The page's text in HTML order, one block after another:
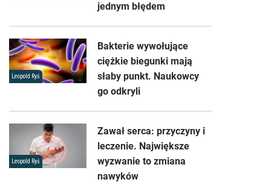
jednym błędem
Leopold Ryś
Bakterie wywołujące
ciężkie biegunki mają
słaby punkt. Naukowcy
go odkryli
Leopold Ryś
Zawał serca: przyczyny i
leczenie. Największe
wyzwanie to zmiana
nawyków